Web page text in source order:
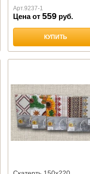
Арт.9237-1
Цена от 559руб.
КУПИТЬ